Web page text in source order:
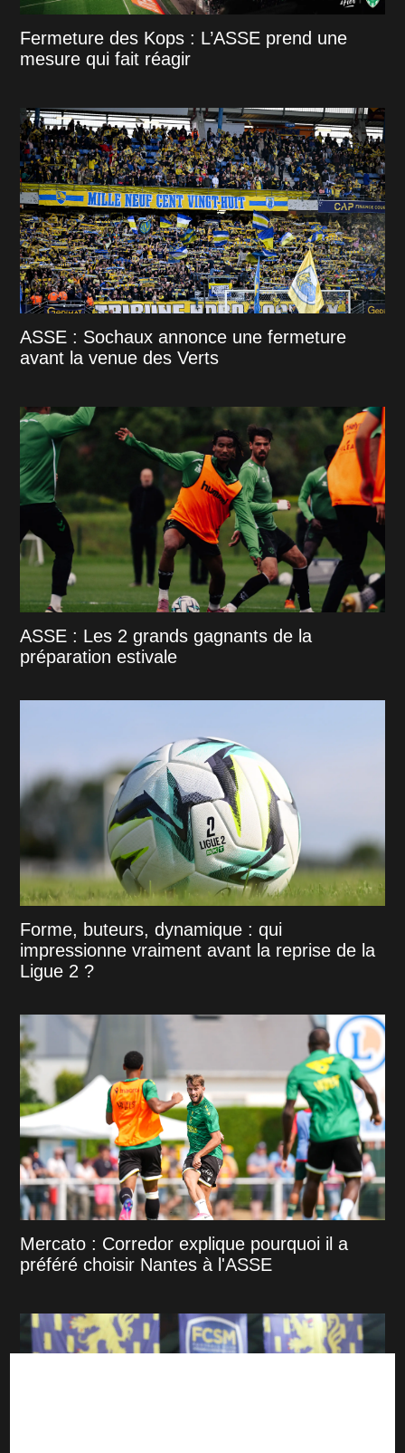
Fermeture des Kops : L’ASSE prend une
mesure qui fait réagir
ASSE : Sochaux annonce une fermeture
avant la venue des Verts
ASSE : Les 2 grands gagnants de la
préparation estivale
Forme, buteurs, dynamique : qui
impressionne vraiment avant la reprise de la
Ligue 2 ?
Mercato : Corredor explique pourquoi il a
préféré choisir Nantes à l'ASSE